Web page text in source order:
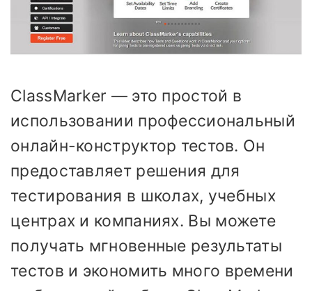
ClassMarker — это простой в
использовании профессиональный
онлайн-конструктор тестов. Он
предоставляет решения для
тестирования в школах, учебных
центрах и компаниях. Вы можете
получать мгновенные результаты
тестов и экономить много времени